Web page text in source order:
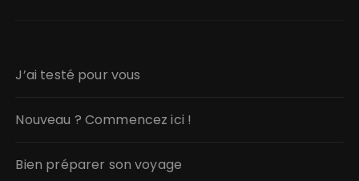
J’ai testé pour vous
Nouveau ? Commencez ici !
Bien préparer son voyage